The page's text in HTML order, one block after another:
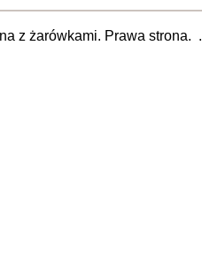
z żarówkami. Prawa strona. .